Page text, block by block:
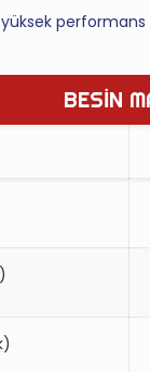
performans
BESİN